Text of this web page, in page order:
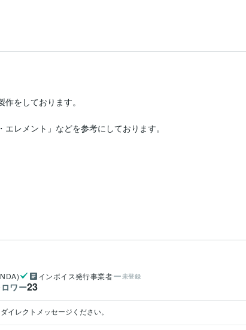
をしております。
レメント」などを参考にしております。
インボイス発行事業者 未登録
ワー23
イレクトメッセージください。